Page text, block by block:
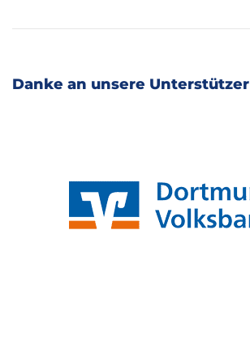
Danke an unsere Unterstützer